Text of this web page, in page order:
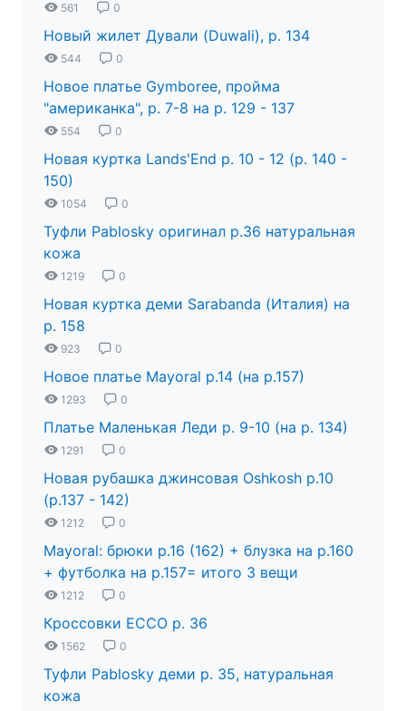
561 0
Новый жилет Дували (Duwali), р. 134
544 0
Новое платье Gymboree, пройма
"американка", р. 7-8 на р. 129 - 137
554 0
Новая куртка Lands'End р. 10 - 12 (р. 140 -
150)
1054 0
Туфли Pablosky оригинал р.36 натуральная
кожа
1219 0
Новая куртка деми Sarabanda (Италия) на
р. 158
923 0
Новое платье Mayoral р.14 (на р.157)
1293 0
Платье Маленькая Леди р. 9-10 (на р. 134)
1291 0
Новая рубашка джинсовая Oshkosh р.10
(р.137 - 142)
1212 0
Mayoral: брюки р.16 (162) + блузка на р.160
+ футболка на р.157= итого 3 вещи
1212 0
Кроссовки ECCO р. 36
1562 0
Туфли Pablosky деми р. 35, натуральная
кожа